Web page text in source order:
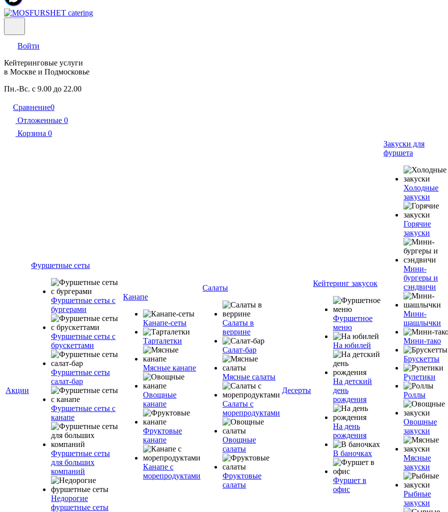
Войти
Кейтеринговые услуги
в Москве и Подмосковье
Пн.-Вс. с 9.00 до 22.00
Сравнение0
Отложенные 0
Корзина 0
Акции
Фуршетные сеты
Фуршетные сеты с
бургерами
Фуршетные сеты с
брускеттами
Фуршетные сеты
салат-бар
Фуршетные сеты с
канапе
Фуршетные сеты
для больших
компаний
Недорогие
фуршетные сеты
Канапе
Канапе-сеты
Тарталетки
Мясные канапе
Овощные
канапе
Фруктовые
канапе
Канапе с
морепродуктами
Салаты
Салаты в
веррине
Салат-бар
Мясные салаты
Салаты с
морепродуктами
Овощные
салаты
Фруктовые
салаты
Десерты
Кейтеринг закусок
Фуршетное
меню
На юбилей
На детский
день
рождения
На день
рождения
В баночках
Фуршет в
офис
Закуски для
фуршета
Холодные
закуски
Горячие
закуски
Мини-
бургеры и
сэндвичи
Мини-
шашлычки
Мини-тако
Брускетты
Рулетики
Роллы
Овощные
закуски
Мясные
закуски
Рыбные
закуски